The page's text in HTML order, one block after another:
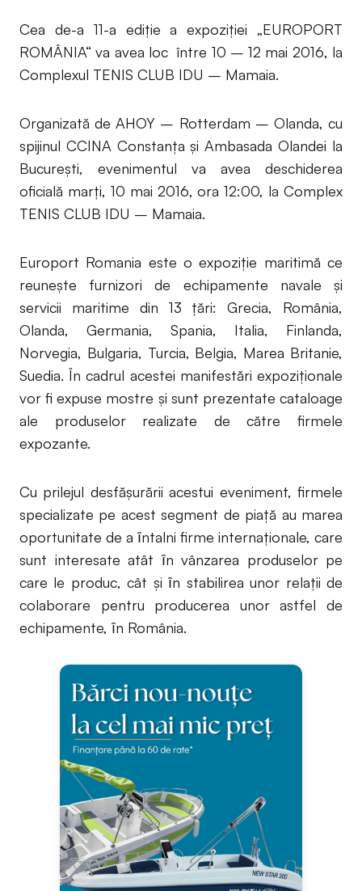
Cea de-a 11-a ediție a expoziției „EUROPORT
ROMÂNIA“ va avea loc între 10 – 12 mai 2016, la
Complexul TENIS CLUB IDU – Mamaia.
Organizată de AHOY – Rotterdam – Olanda, cu
spijinul CCINA Constanța şi Ambasada Olandei la
București, evenimentul va avea deschiderea
oficială marți, 10 mai 2016, ora 12:00, la Complex
TENIS CLUB IDU – Mamaia.
Europort Romania este o expoziție maritimă ce
reuneşte furnizori de echipamente navale şi
servicii maritime din 13 țări: Grecia, România,
Olanda, Germania, Spania, Italia, Finlanda,
Norvegia, Bulgaria, Turcia, Belgia, Marea Britanie,
Suedia. În cadrul acestei manifestări expoziționale
vor fi expuse mostre şi sunt prezentate cataloage
ale produselor realizate de către firmele
expozante.
Cu prilejul desfăşurării acestui eveniment, firmele
specializate pe acest segment de piață au marea
oportunitate de a ȋntalni firme internaționale, care
sunt interesate atât ȋn vânzarea produselor pe
care le produc, cât şi ȋn stabilirea unor relații de
colaborare pentru producerea unor astfel de
echipamente, ȋn România.